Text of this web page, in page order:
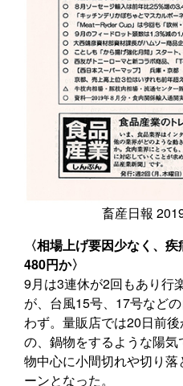
畜産日報
〈相場上げ要因少なく、
480円か〉
9月は3連休が2回もあり行
が、台風15号、17号など
わず。量販店では20日前
の、鍋物をするような陽
物中心に小間切れや切り
ーンとなった。